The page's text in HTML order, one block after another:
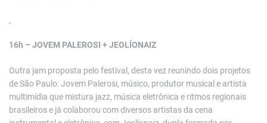
16h – JOVEM PALEROSI + JEOLÍONAIZ
Outra jam proposta pelo festival, desta vez reunindo dois projetos
de São Paulo: Jovem Palerosi, músico, produtor musical e artista
multimídia que mistura jazz, música eletrônica e ritmos regionais
brasileiros e já colaborou com diversos artistas da cena